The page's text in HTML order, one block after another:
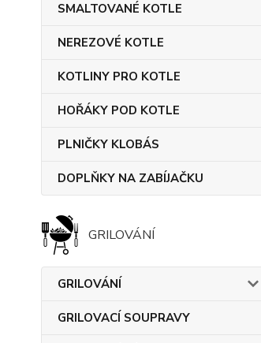
SMALTOVANÉ KOTLE
NEREZOVÉ KOTLE
KOTLINY PRO KOTLE
HOŘÁKY POD KOTLE
PLNIČKY KLOBÁS
DOPLŇKY NA ZABÍJAČKU
GRILOVÁNÍ
GRILOVÁNÍ
GRILOVACÍ SOUPRAVY